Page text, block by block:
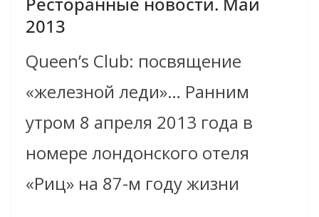
2013
Queen’s Club: посвящение
«железной леди»… Ранним
утром 8 апреля 2013 года в
номере лондонского отеля
«Риц» на 87-м году жизни